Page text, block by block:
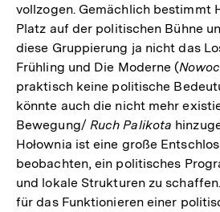
vollzogen. Gemächlich bestimmt
Platz auf der politischen Bühne
diese Gruppierung ja nicht das
Frühling und Die Moderne (
praktisch keine politische
könnte auch die nicht mehr
Bewegung/ Ruch Palikota
Hołownia ist eine große
beobachten, ein politisches
und lokale Strukturen zu
für das Funktionieren einer